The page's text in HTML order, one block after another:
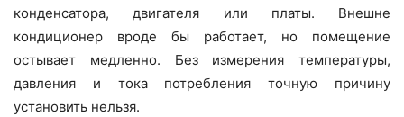
конденсатора, двигателя или платы. Внешне
кондиционер вроде бы работает, но помещение
остывает медленно. Без измерения температуры,
давления и тока потребления точную причину
установить нельзя.